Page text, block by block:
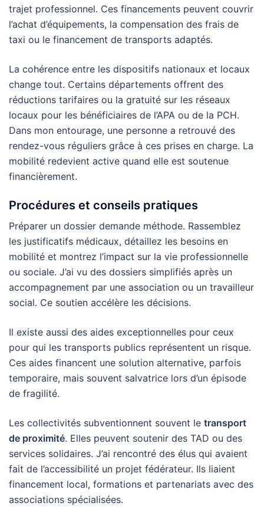
trajet professionnel. Ces financements peuvent couvrir
l’achat d’équipements, la compensation des frais de
taxi ou le financement de transports adaptés.
La cohérence entre les dispositifs nationaux et locaux
change tout. Certains départements offrent des
réductions tarifaires ou la gratuité sur les réseaux
locaux pour les bénéficiaires de l’APA ou de la PCH.
Dans mon entourage, une personne a retrouvé des
rendez-vous réguliers grâce à ces prises en charge. La
mobilité redevient active quand elle est soutenue
financièrement.
Procédures et conseils pratiques
Préparer un dossier demande méthode. Rassemblez
les justificatifs médicaux, détaillez les besoins en
mobilité et montrez l’impact sur la vie professionnelle
ou sociale. J’ai vu des dossiers simplifiés après un
accompagnement par une association ou un travailleur
social. Ce soutien accélère les décisions.
Il existe aussi des aides exceptionnelles pour ceux
pour qui les transports publics représentent un risque.
Ces aides financent une solution alternative, parfois
temporaire, mais souvent salvatrice lors d’un épisode
de fragilité.
Les collectivités subventionnent souvent le transport
de proximité. Elles peuvent soutenir des TAD ou des
services solidaires. J’ai rencontré des élus qui avaient
fait de l’accessibilité un projet fédérateur. Ils liaient
financement local, formations et partenariats avec des
associations spécialisées.